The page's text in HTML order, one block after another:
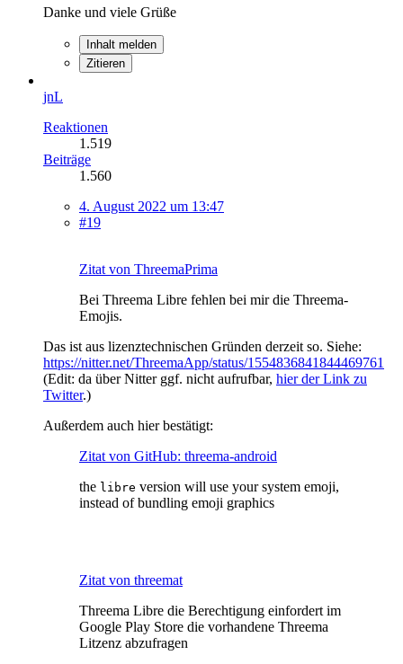
Danke und viele Grüße
Inhalt melden
Zitieren
jnL
Reaktionen
1.519
Beiträge
1.560
4. August 2022 um 13:47
#19
Zitat von ThreemaPrima
Bei Threema Libre fehlen bei mir die Threema-
Emojis.
Das ist aus lizenztechnischen Gründen derzeit so. Siehe:
https://nitter.net/ThreemaApp/status/1554836841844469761
(Edit: da über Nitter ggf. nicht aufrufbar, hier der Link zu
Twitter.)
Außerdem auch hier bestätigt:
Zitat von GitHub: threema-android
the libre version will use your system emoji,
instead of bundling emoji graphics
Zitat von threemat
Threema Libre die Berechtigung einfordert im
Google Play Store die vorhandene Threema
Litzenz abzufragen